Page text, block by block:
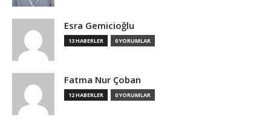
Esra Gemicioğlu
13 HABERLER 0 YORUMLAR
Fatma Nur Çoban
12 HABERLER 0 YORUMLAR